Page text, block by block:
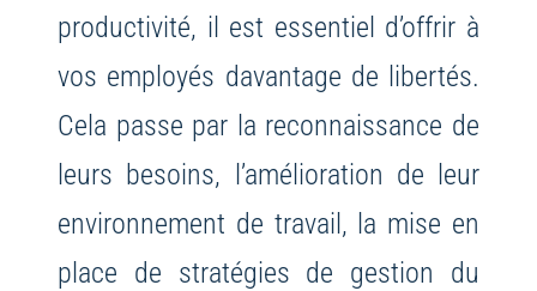
productivité, il est essentiel d’offrir à
vos employés davantage de libertés.
Cela passe par la reconnaissance de
leurs besoins, l’amélioration de leur
environnement de travail, la mise en
place de stratégies de gestion du